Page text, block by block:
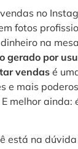
no
fotos
na
gerado por
vendas é
e mais
melhor ainda:
está na